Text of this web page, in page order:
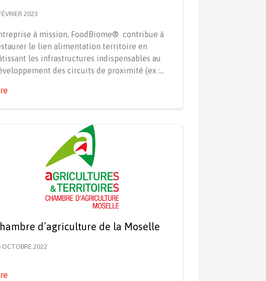
2023
à mission, FoodBiome® ️ contribue à
le lien alimentation territoire en
les infrastructures indispensables au
des circuits de proximité (ex :…
d’agriculture de la Moselle
OCTOBRE 2022